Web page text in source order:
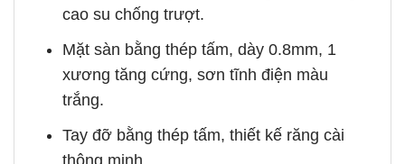
cao su chống trượt.
Mặt sàn bằng thép tấm, dày 0.8mm, 1
xương tăng cứng, sơn tĩnh điện màu
trắng.
Tay đỡ bằng thép tấm, thiết kế răng cài
thông minh